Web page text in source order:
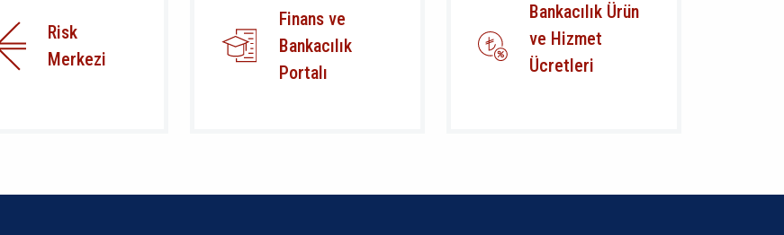
Risk
Merkezi
Finans ve
Bankacılık
Portalı
Bankacılık Ürün
ve Hizmet
Ücretleri